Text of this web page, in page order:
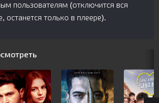
пользователям (отключится вся
останется только в плеере).